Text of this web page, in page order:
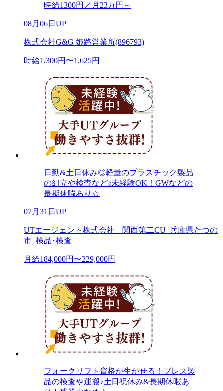
時給1300円／月23万円～
08月06日UP
株式会社G&G 姫路営業所(896793)
時給1,300円〜1,625円
日勤&土日休み◎軽量のプラスチック製品
の組立や検査など♪未経験OK！GWなどの
長期休暇あり☆
07月31日UP
UTエージェント株式会社 関西第二CU_兵庫県たつの
市_検品･検査
月給184,000円〜229,000円
フォークリフト資格が生かせる！プレス製
品の検査や運搬♪土日祝休み&長期休暇あ